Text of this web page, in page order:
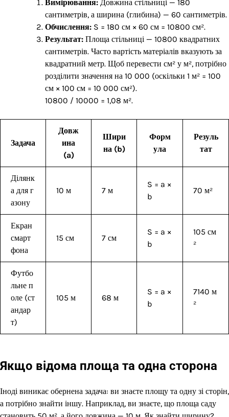
Вимірювання: Довжина стільниці — 180
сантиметрів, а ширина (глибина) — 60 сантиметрів.
Обчислення: S = 180 см × 60 см = 10800 см².
Результат: Площа стільниці — 10800 квадратних
сантиметрів. Часто вартість матеріалів вказують за
квадратний метр. Щоб перевести см² у м², потрібно
розділити значення на 10 000 (оскільки 1 м² = 100
см × 100 см = 10 000 см²).
10800 / 10000 = 1,08 м².
Задача
Довж
ина
(a)
Шири
на (b)
Форм
ула
Резуль
тат
Ділянк
а для г
азону
10 м 7 м
S = a ×
b
70 м²
Екран
смарт
фона
15 см 7 см
S = a ×
b
105 см
²
Футбо
льне п
оле (ст
андар
т)
105 м 68 м
S = a ×
b
7140 м
²
Якщо відома площа та одна сторона
Іноді виникає обернена задача: ви знаєте площу та одну зі сторін,
а потрібно знайти іншу. Наприклад, ви знаєте, що площа саду